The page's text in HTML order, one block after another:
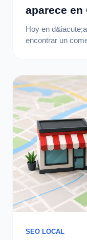
aparece en
Hoy en
encontrar un
SEO LOCAL